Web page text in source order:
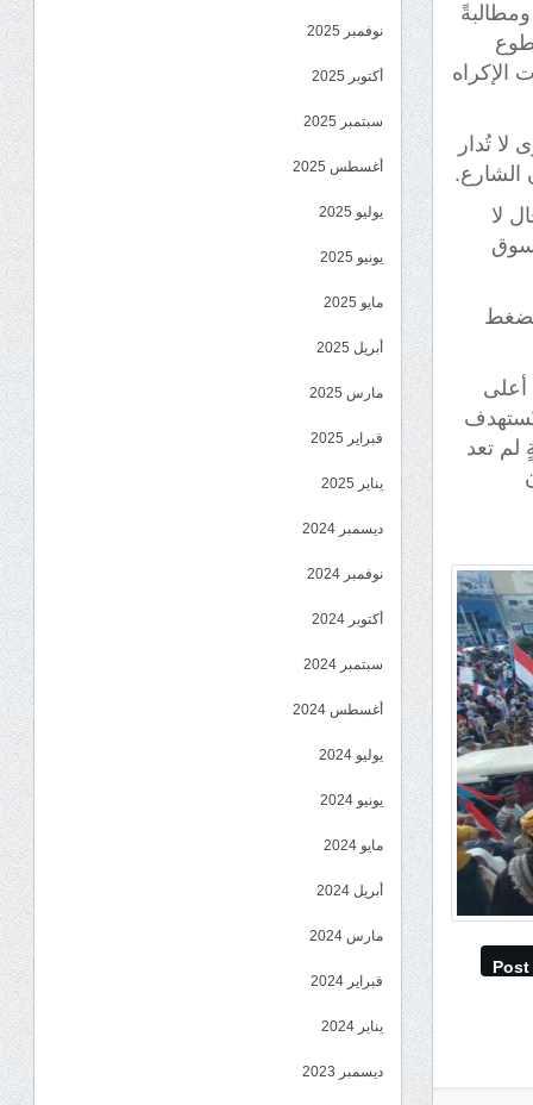
الإكراه
تُدار
الشارع.
لا
سوق
أعلى
لم تعد
Post
نوفمبر 2025
أكتوبر 2025
سبتمبر 2025
أغسطس 2025
يوليو 2025
يونيو 2025
مايو 2025
أبريل 2025
مارس 2025
فبراير 2025
يناير 2025
ديسمبر 2024
نوفمبر 2024
أكتوبر 2024
سبتمبر 2024
أغسطس 2024
يوليو 2024
يونيو 2024
مايو 2024
أبريل 2024
مارس 2024
فبراير 2024
يناير 2024
ديسمبر 2023